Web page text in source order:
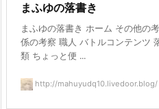
まふゆの落書き
まふゆの落書き ホーム その他の
係の考察 職人 バトルコンテンツ
類 ちょっと便 ...
http://mahuyudq10.livedoor.blog/